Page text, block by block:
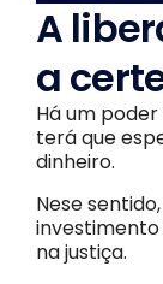
A
a
Há um
terá que
dinheiro.
Nese
na justiça.